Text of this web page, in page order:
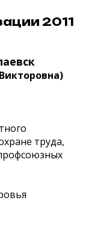
2011
труда,